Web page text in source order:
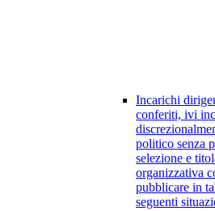
Incarichi
conferiti, ivi
politico senza
selezione e
organizzativa
pubblicare in
seguenti